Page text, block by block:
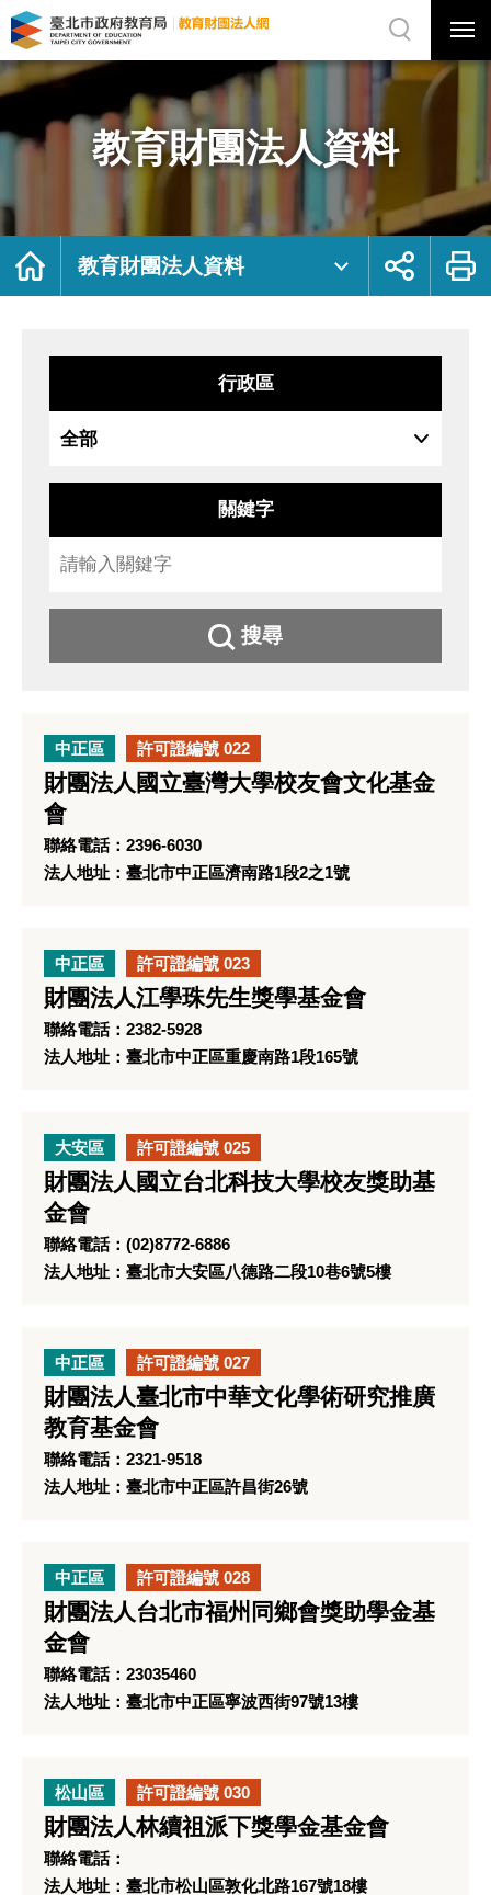
教
育
團
資
料
府
局
法
網
站
選
選
單
關
網
站
尋
教育財團法人資料
首
教育財團法人資料
展
鈕
列
行政區
關鍵字
搜尋
中正區 許可證編號 022
財團法人國立臺灣大學校友會文化基金
會
聯絡電話：2396-6030
法人地址：臺北市中正區濟南路1段2之1號
中正區 許可證編號 023
財團法人江學珠先生獎學基金會
聯絡電話：2382-5928
法人地址：臺北市中正區重慶南路1段165號
大安區 許可證編號 025
財團法人國立台北科技大學校友獎助基
金會
聯絡電話：(02)8772-6886
法人地址：臺北市大安區八德路二段10巷6號5樓
中正區 許可證編號 027
財團法人臺北市中華文化學術研究推廣
教育基金會
聯絡電話：2321-9518
法人地址：臺北市中正區許昌街26號
中正區 許可證編號 028
財團法人台北市福州同鄉會獎助學金基
金會
聯絡電話：23035460
法人地址：臺北市中正區寧波西街97號13樓
松山區 許可證編號 030
財團法人林續祖派下獎學金基金會
聯絡電話：
法人地址：臺北市松山區敦化北路167號18樓